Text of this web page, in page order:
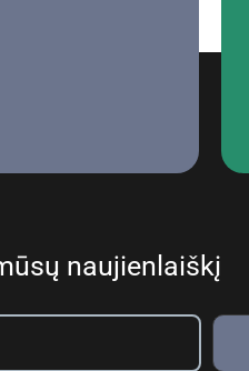
naujienlaiškį